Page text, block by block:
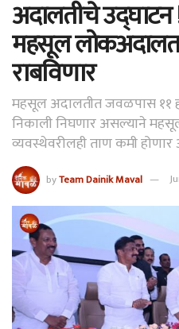
अदालतीचे
महसूल लोकअदालत
राबविणार
महसूल अदालतीत जवळपास ११
निकाली निघणार असल्याने
व्यवस्थेवरीलही ताण कमी
byTeam Dainik Maval